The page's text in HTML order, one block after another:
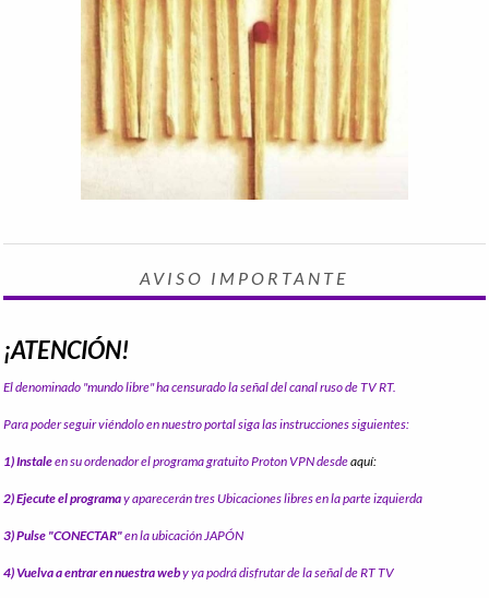
AVISO IMPORTANTE
¡ATENCIÓN!
El denominado "mundo libre" ha censurado la señal del canal ruso de TV RT.
Para poder seguir viéndolo en nuestro portal siga las instrucciones siguientes:
1) Instaleen su ordenador el programa gratuito Proton VPN desdeaquí:
2) Ejecute el programay aparecerán tres Ubicaciones libres en la parte izquierda
3) Pulse "CONECTAR"en la ubicación JAPÓN
4) Vuelva a entrar en nuestra weby ya podrá disfrutar de la señal de RT TV